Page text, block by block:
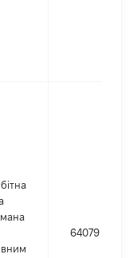
64079